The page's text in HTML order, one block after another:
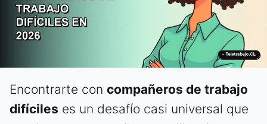
Encontrarte con compañeros de trabajo
difíciles es un desafío casi universal que